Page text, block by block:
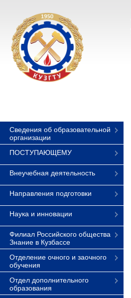
Сведения об образовательной
организации
ПОСТУПАЮЩЕМУ
Внеучебная деятельность
Направления подготовки
Наука и инновации
Филиал Российского общества
Знание в Кузбассе
Отделение очного и заочного
обучения
Отдел дополнительного
образования